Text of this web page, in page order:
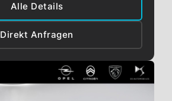
Alle Details
Direkt Anfragen